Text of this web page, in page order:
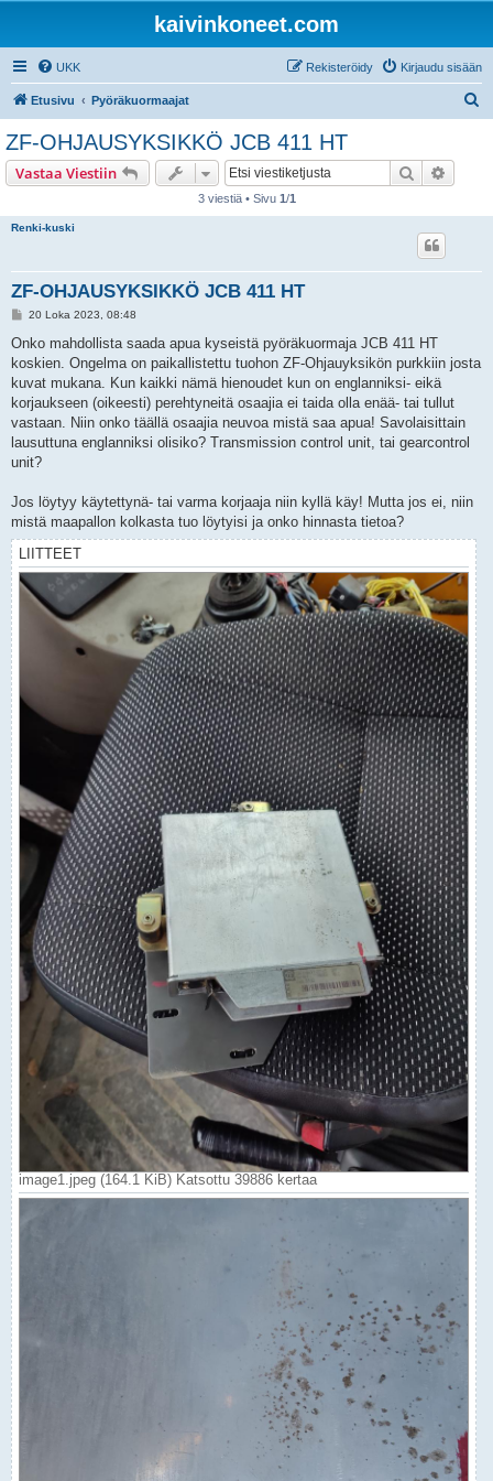
kaivinkoneet.com
UKK Kirjaudu sisään
Rekisteröidy
Etusivu Pyöräkuormaajat
ZF-OHJAUSYKSIKKÖ JCB 411 HT
Vastaa Viestiin Etsi
3 viestiä • Sivu 1/1
Renki-kuski
ZF-OHJAUSYKSIKKÖ JCB 411 HT
V
e
t
i
20 Loka 2023, 08:48
Onko mahdollista saada apua kyseistä pyöräkuormaja JCB 411 HT
koskien. Ongelma on paikallistettu tuohon ZF-Ohjauyksikön purkkiin josta
kuvat mukana. Kun kaikki nämä hienoudet kun on englanniksi- eikä
korjaukseen (oikeesti) perehtyneitä osaajia ei taida olla enää- tai tullut
vastaan. Niin onko täällä osaajia neuvoa mistä saa apua! Savolaisittain
lausuttuna englanniksi olisiko? Transmission control unit, tai gearcontrol
unit?
Jos löytyy käytettynä- tai varma korjaaja niin kyllä käy! Mutta jos ei, niin
mistä maapallon kolkasta tuo löytyisi ja onko hinnasta tietoa?
LIITTEET
image1.jpeg (164.1 KiB) Katsottu 39886 kertaa